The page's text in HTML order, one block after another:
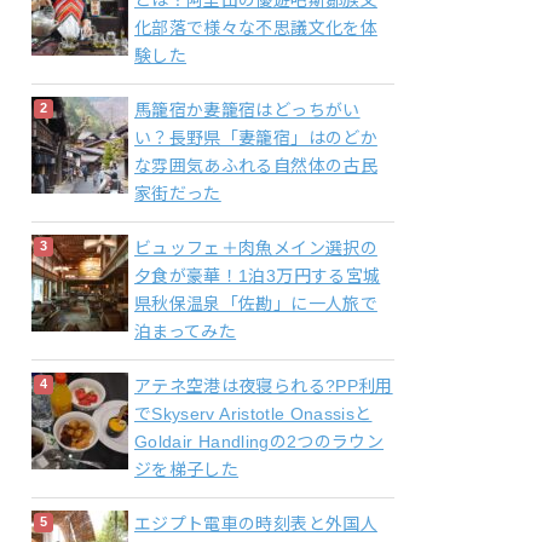
化部落で様々な不思議文化を体
験した
馬籠宿か妻籠宿はどっちがい
い？長野県「妻籠宿」はのどか
な雰囲気あふれる自然体の古民
家街だった
ビュッフェ＋肉魚メイン選択の
夕食が豪華！1泊3万円する宮城
県秋保温泉「佐勘」に一人旅で
泊まってみた
アテネ空港は夜寝られる?PP利用
でSkyserv Aristotle Onassisと
Goldair Handlingの2つのラウン
ジを梯子した
エジプト電車の時刻表と外国人